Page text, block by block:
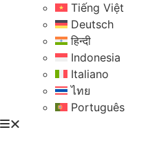
Tiếng Việt
Deutsch
हिन्दी
Indonesia
Italiano
ไทย
Português